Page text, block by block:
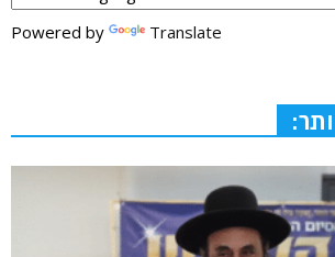
Powered by Translate